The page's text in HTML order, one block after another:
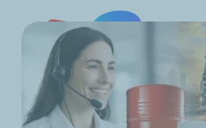
Ruta
Consejos & Tips